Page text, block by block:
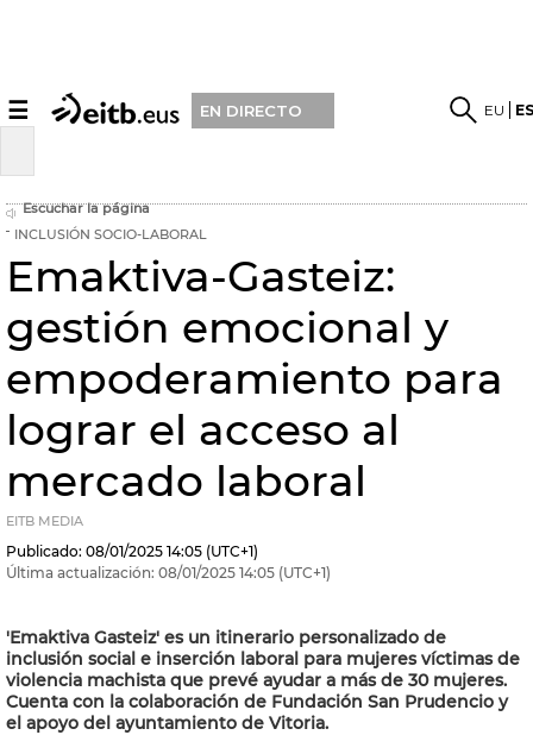
☰ EN DIRECTO EU
Escuchar la página
INCLUSIÓN SOCIO-LABORAL
Emaktiva-Gasteiz:
gestión emocional y
empoderamiento para
lograr el acceso al
mercado laboral
EITB MEDIA
Publicado: 08/01/2025 14:05 (UTC+1)
Última actualización: 08/01/2025 14:05 (UTC+1)
'Emaktiva Gasteiz' es un itinerario personalizado de
inclusión social e inserción laboral para mujeres víctimas de
violencia machista que prevé ayudar a más de 30 mujeres.
Cuenta con la colaboración de Fundación San Prudencio y
el apoyo del ayuntamiento de Vitoria.